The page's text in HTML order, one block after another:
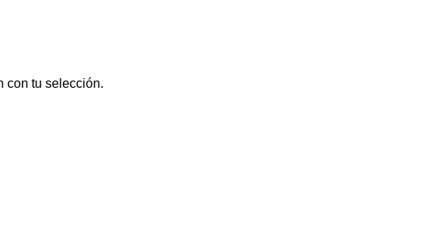
con tu selección.